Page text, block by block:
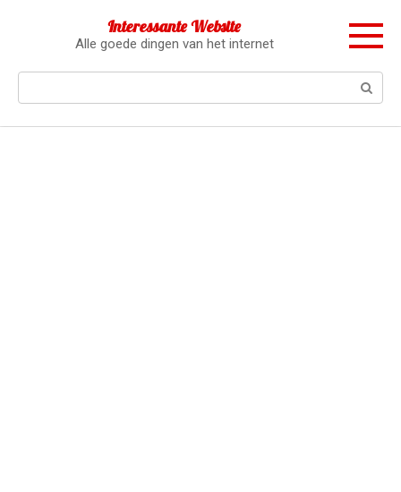
Interessante Website
Alle goede dingen van het internet